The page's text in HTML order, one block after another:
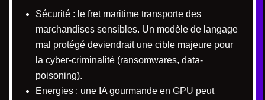
Sécurité : le fret maritime transporte des
marchandises sensibles. Un modèle de langage
mal protégé deviendrait une cible majeure pour
la cyber-criminalité (ransomwares, data-
poisoning).
Energies : une IA gourmande en GPU peut